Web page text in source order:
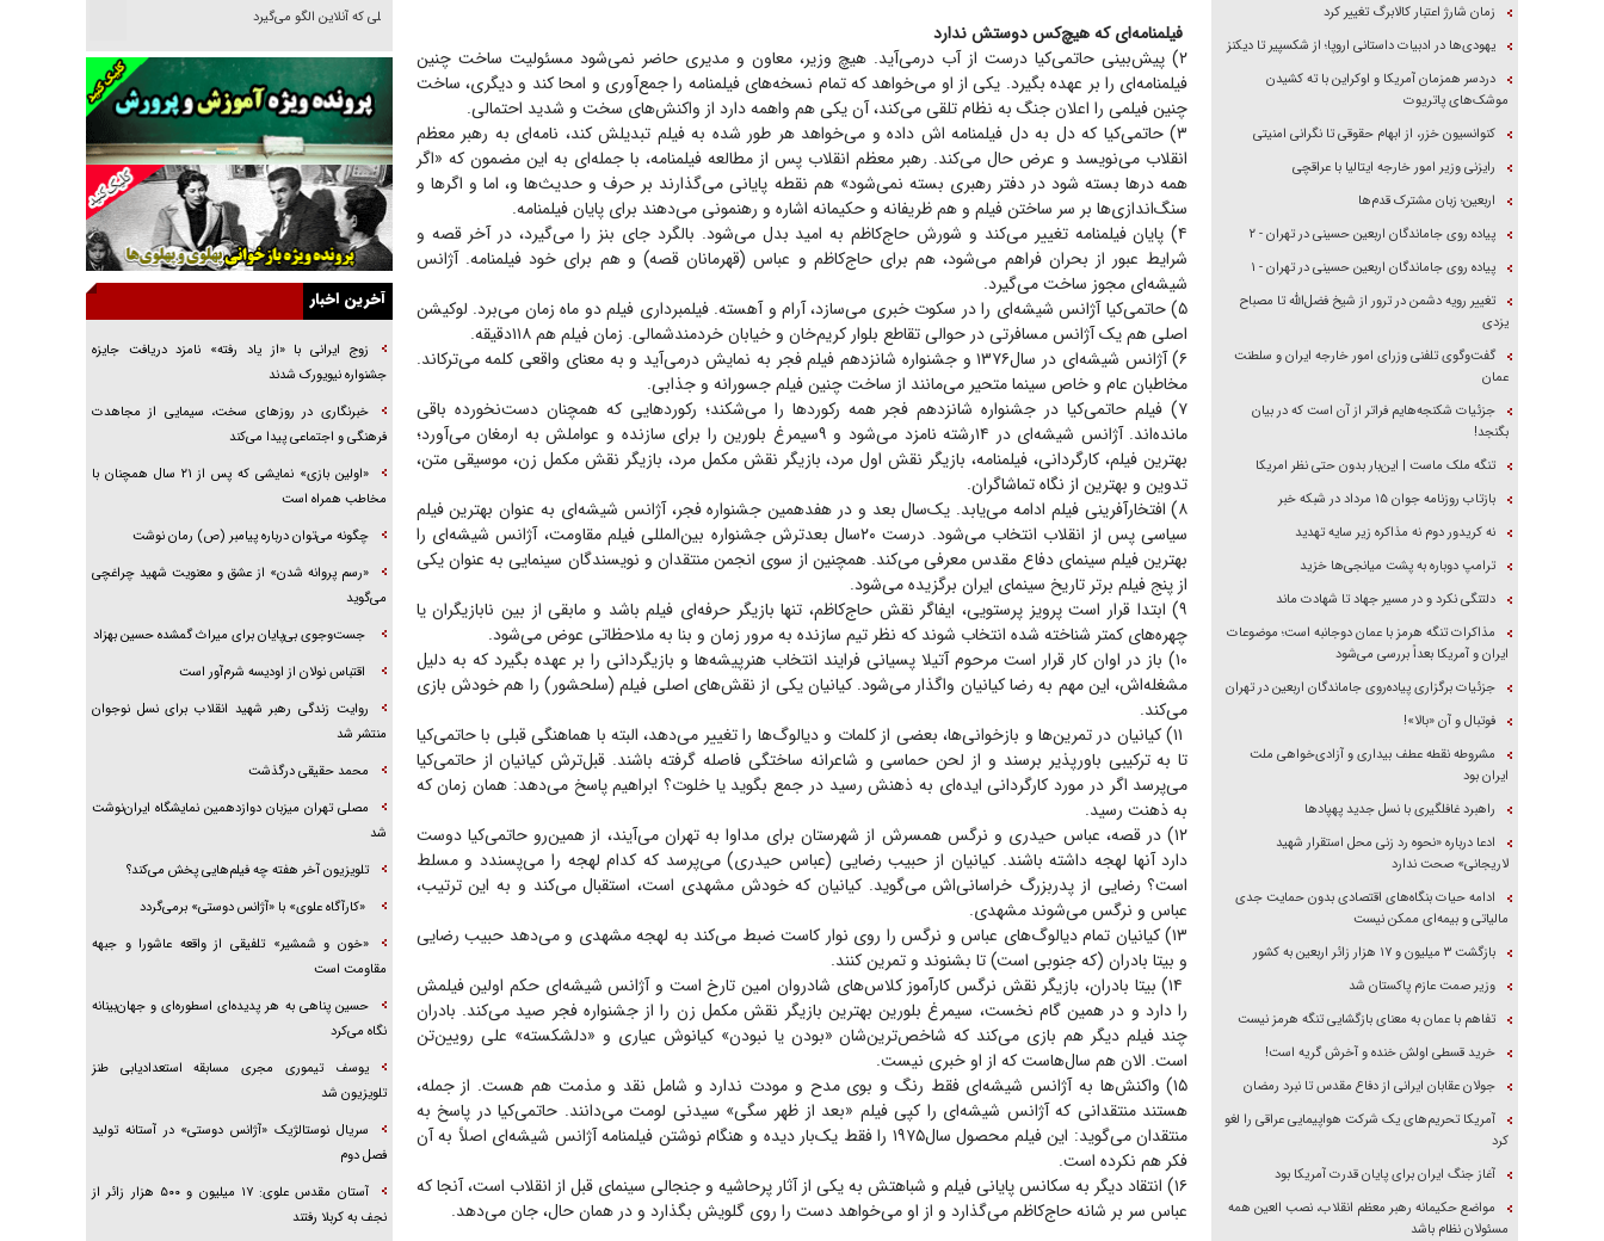
فیلمنامه‌ای که هیچ‌کس دوستش ندارد
۲) پیش‌بینی حاتمی‌کیا درست از آب درمی‌آید. هیچ وزیر، معاون و مدیری حاضر نمی‌شود مسئولیت ساخت چنین
فیلمنامه‌ای را بر عهده بگیرد. یکی از او می‌خواهد که تمام نسخه‌های فیلمنامه را جمع‌آوری و امحا کند و دیگری، ساخت
چنین فیلمی را اعلان جنگ به نظام تلقی می‌کند، آن یکی هم واهمه دارد از واکنش‌های سخت و شدید احتمالی.
۳) حاتمی‌کیا که دل به دل فیلمنامه اش داده و می‌خواهد هر طور شده به فیلم تبدیلش کند، نامه‌ای به رهبر معظم
انقلاب می‌نویسد و عرض حال می‌کند. رهبر معظم انقلاب پس از مطالعه فیلمنامه، با جمله‌ای به این مضمون که «اگر
همه در‌ها بسته شود در دفتر رهبری بسته نمی‌شود» هم نقطه پایانی می‌گذارند بر حرف و حدیث‌ها و، اما و اگر‌ها و
سنگ‌اندازی‌ها بر سر ساختن فیلم و هم ظریفانه و حکیمانه اشاره و رهنمونی می‌دهند برای پایان فیلمنامه.
۴) پایان فیلمنامه تغییر می‌کند و شورش حاج‌کاظم به امید بدل می‌شود. بالگرد جای بنز را می‌گیرد، در آخر قصه و
شرایط عبور از بحران فراهم می‌شود، هم برای حاج‌کاظم و عباس (قهرمانان قصه) و هم برای خود فیلمنامه. آژانس
شیشه‌ای مجوز ساخت می‌گیرد.
۵) حاتمی‌کیا آژانس شیشه‌ای را در سکوت خبری می‌سازد، آرام و آهسته. فیلمبرداری فیلم دو ماه زمان می‌برد. لوکیشن
اصلی هم یک آژانس مسافرتی در حوالی تقاطع بلوار کریم‌خان و خیابان خردمند‌شمالی. زمان فیلم هم ۱۱۸دقیقه.
۶) آژانس شیشه‌ای در سال۱۳۷۶ و جشنواره شانزدهم فیلم فجر به نمایش درمی‌آید و به معنای واقعی کلمه می‌ترکاند.
مخاطبان عام و خاص سینما متحیر می‌مانند از ساخت چنین فیلم جسورانه و جذابی.
۷) فیلم حاتمی‌کیا در جشنواره شانزدهم فجر همه رکورد‌ها را می‌شکند؛ رکورد‌هایی که همچنان دست‌نخورده باقی
مانده‌اند. آژانس شیشه‌ای در ۱۴رشته نامزد می‌شود و ۹سیمرغ بلورین را برای سازنده و عواملش به ارمغان می‌آورد؛
بهترین فیلم، کارگردانی، فیلمنامه، بازیگر نقش اول مرد، بازیگر نقش مکمل مرد، بازیگر نقش مکمل زن، موسیقی متن،
تدوین و بهترین از نگاه تماشاگران.
۸) افتخارآفرینی فیلم ادامه می‌یابد. یک‌سال بعد و در هفدهمین جشنواره فجر، آژانس شیشه‌ای به عنوان بهترین فیلم
سیاسی پس از انقلاب انتخاب می‌شود. درست ۲۰سال بعدترش جشنواره بین‌المللی فیلم مقاومت، آژانس شیشه‌ای را
بهترین فیلم سینمای دفاع مقدس معرفی می‌کند. همچنین از سوی انجمن منتقدان و نویسندگان سینمایی به عنوان یکی
از پنج فیلم برتر تاریخ سینمای ایران برگزیده می‌شود.
۹) ابتدا قرار است پرویز پرستویی، ایفاگر نقش حاج‌کاظم، تنها بازیگر حرفه‌ای فیلم باشد و مابقی از بین نابازیگران یا
چهره‌های کمتر شناخته شده انتخاب شوند که نظر تیم سازنده به مرور زمان و بنا به ملاحظاتی عوض می‌شود.
۱۰) باز در اوان کار قرار است مرحوم آتیلا پسیانی فرایند انتخاب هنرپیشه‌ها و بازیگردانی را بر عهده بگیرد که به دلیل
مشغله‌اش، این مهم به رضا کیانیان واگذار می‌شود. کیانیان یکی از نقش‌های اصلی فیلم (سلحشور) را هم خودش بازی
می‌کند.
۱۱) کیانیان در تمرین‌ها و بازخوانی‌ها، بعضی از کلمات و دیالوگ‌ها را تغییر می‌دهد، البته با هماهنگی قبلی با حاتمی‌کیا
تا به ترکیبی باورپذیر برسند و از لحن حماسی و شاعرانه ساختگی فاصله گرفته باشند. قبل‌ترش کیانیان از حاتمی‌کیا
می‌پرسد اگر در مورد کارگردانی ایده‌ای به ذهنش رسید در جمع بگوید یا خلوت؟ ابراهیم پاسخ می‌دهد: همان زمان که
به ذهنت رسید.
۱۲) در قصه، عباس حیدری و نرگس همسرش از شهرستان برای مداوا به تهران می‌آیند، از همین‌رو حاتمی‌کیا دوست
دارد آنها لهجه داشته باشند. کیانیان از حبیب رضایی (عباس حیدری) می‌پرسد که کدام لهجه را می‌پسندد و مسلط
است؟ رضایی از پدربزرگ خراسانی‌اش می‌گوید. کیانیان که خودش مشهدی است، استقبال می‌کند و به این ترتیب،
عباس و نرگس می‌شوند مشهدی.
۱۳) کیانیان تمام دیالوگ‌های عباس و نرگس را روی نوار کاست ضبط می‌کند به لهجه مشهدی و می‌دهد حبیب رضایی
و بیتا بادران (که جنوبی است) تا بشنوند و تمرین کنند.
۱۴) بیتا بادران، بازیگر نقش نرگس کارآموز کلاس‌های شادروان امین تارخ است و آژانس شیشه‌ای حکم اولین فیلمش
را دارد و در همین گام نخست، سیمرغ بلورین بهترین بازیگر نقش مکمل زن را از جشنواره فجر صید می‌کند. بادران
چند فیلم دیگر هم بازی می‌کند که شاخص‌ترین‌شان «بودن یا نبودن» کیانوش عیاری و «دلشکسته» علی رویین‌تن
است. الان هم سال‌هاست که از او خبری نیست.
۱۵) واکنش‌ها به آژانس شیشه‌ای فقط رنگ و بوی مدح و مودت ندارد و شامل نقد و مذمت هم هست. از جمله،
هستند منتقدانی که آژانس شیشه‌ای را کپی فیلم «بعد از ظهر سگی» سیدنی لومت می‌دانند. حاتمی‌کیا در پاسخ به
منتقدان می‌گوید: این فیلم محصول سال۱۹۷۵ را فقط یک‌بار دیده و هنگام نوشتن فیلمنامه آژانس شیشه‌ای اصلاً به آن
فکر هم نکرده است.
۱۶) انتقاد دیگر به سکانس پایانی فیلم و شباهتش به یکی از آثار پرحاشیه و جنجالی سینمای قبل از انقلاب است، آنجا که
عباس سر بر شانه حاج‌کاظم می‌گذارد و از او می‌خواهد دست را روی گلویش بگذارد و در همان حال، جان می‌دهد.
زمان شارژ اعتبار کالابرگ تغییر کرد
یهودی‌ها در ادبیات داستانی اروپا؛ از شکسپیر تا دیکنز
دردسر همزمان آمریکا و اوکراین با ته کشیدن
موشک‌های پاتریوت
کنوانسیون خزر، از ابهام حقوقی تا نگرانی امنیتی
رایزنی وزیر امور خارجه ایتالیا با عراقچی
اربعین؛ زبان مشترک قدم‌ها
پیاده روی جاماندگان اربعین حسینی در تهران - ۲
پیاده روی جاماندگان اربعین حسینی در تهران - ۱
تغییر رویه دشمن در ترور از شیخ فضل‌الله تا مصباح
یزدی
گفت‌وگوی تلفنی وزرای امور خارجه ایران و سلطنت
عمان
جزئیات شکنجه‌هایم فراتر از آن است که در بیان
بگنجد!
تنگه ملک ماست | این‌بار بدون حتی نظر امریکا
بازتاب روزنامه جوان ۱۵ مرداد در شبکه خبر
نه کریدور دوم نه مذاکره زیر سایه تهدید
ترامپ دوباره به پشت میانجی‌ها خزید
دلتنگی نکرد و در مسیر جهاد تا شهادت ماند
مذاکرات تنگه هرمز با عمان دوجانبه است؛ موضوعات
ایران و آمریکا بعداً بررسی می‌شود
جزئیات برگزاری پیاده‌روی جاماندگان اربعین در تهران
فوتبال و آن «بالا»!
مشروطه نقطه عطف بیداری و آزادی‌خواهی ملت
ایران بود
راهبرد غافلگیری با نسل جدید پهپاد‌ها
ادعا درباره «نحوه رد زنی محل استقرار شهید
لاریجانی» صحت ندارد
ادامه حیات بنگاه‌های اقتصادی بدون حمایت جدی
مالیاتی و بیمه‌ای ممکن نیست
بازگشت ۳ میلیون و ۱۷ هزار زائر اربعین به کشور
وزیر صمت عازم پاکستان شد
تفاهم با عمان به معنای بازگشایی تنگه هرمز نیست
خرید قسطی اولش خنده و آخرش گریه است!
جولان عقابان ایرانی از دفاع مقدس تا نبرد رمضان
آمریکا تحریم‌های یک شرکت هواپیمایی عراقی را لغو
کرد
آغاز جنگ ایران برای پایان قدرت آمریکا بود
مواضع حکیمانه رهبر معظم انقلاب، نصب العین همه
مسئولان نظام باشد
نسلی که آنلاین الگو می‌گیرد
گفت‌وگو با آیت‌الله جاودان/ جفای مخالفان مکانت
معنوی رهبر شهید را ارتقا می‌داد
راننده مست به قانون می‌خندد
همه آقای دوربینی شده‌ایم!
قصه ناتمام سرویس مدارس
آیا مقاومت فلسطین خلع‌سلاح می‌شود؟
الگوی وحدت‌آفرین در ادراک سیاست خارجی
گفتگوی دکتر اخوان مدیرمسئول روزنامه جوان با
امام حسین (ع) کشته سیرت‌های عصر جاهلی شد
فریاد‌ها و ناله‌های دوستان مبارزدلم را آتش می‌زد
آخرین اخبار
زوج ایرانی با «از یاد رفته» نامزد دریافت جایزه
جشنواره نیویورک شدند
خبرنگاری در روزهای سخت، سیمایی از مجاهدت
فرهنگی و اجتماعی پیدا می‌کند
«اولین بازی» نمایشی که پس از ۲۱ سال همچنان با
مخاطب همراه است
چگونه می‌توان درباره پیامبر (ص) رمان نوشت
«رسم پروانه شدن» از عشق و معنویت شهید چراغچی
می‌گوید
جست‌وجوی بی‌پایان برای میراث گمشده حسین بهزاد
اقتباس نولان از اودیسه شرم‌آور است
روایت زندگی رهبر شهید انقلاب برای نسل نوجوان
منتشر شد
محمد حقیقی درگذشت
مصلی تهران میزبان دوازدهمین نمایشگاه ایران‌نوشت
شد
تلویزیون آخر هفته چه فیلم‌هایی پخش می‌کند؟
«کارآگاه علوی» با «آژانس دوستی» برمی‌گردد
«خون و شمشیر» تلفیقی از واقعه عاشورا و جبهه
مقاومت است
حسین پناهی به هر پدیده‌ای اسطوره‌ای و جهان‌بینانه
نگاه می‌کرد
یوسف تیموری مجری مسابقه استعدادیابی طنز
تلویزیون شد
سریال نوستالژیک «آژانس دوستی» در آستانه تولید
فصل دوم
آستان مقدس علوی: ۱۷ میلیون و ۵۰۰ هزار زائر از
نجف به کربلا رفتند